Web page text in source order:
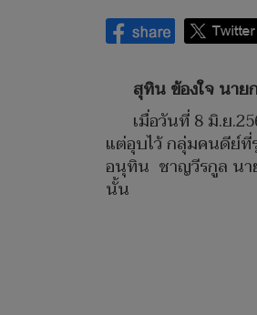
สุทิน ข้องใจ นาย
เมื่อวันที่ 8 มิ.ย
แต่อุบไว้ กลุ่มคนดีย์
อนุทิน ชาญวีรกูล นา
นั้น